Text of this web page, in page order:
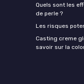
Quels sont les
de perle ?
Les risques
Casting creme
savoir sur la